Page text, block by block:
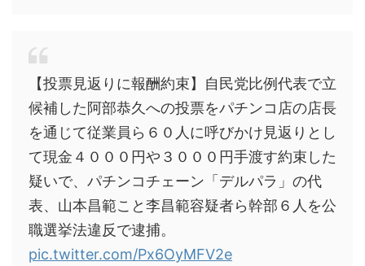
【投票見返りに報酬約束】自民党比例代表で立
候補した阿部恭久への投票をパチンコ店の店長
を通じて従業員ら６０人に呼びかけ見返りとし
て現金４０００円や３０００円手渡す約束した
疑いで、パチンコチェーン「デルパラ」の代
表、山本昌範こと李昌範容疑者ら幹部６人を公
職選挙法違反で逮捕。
pic.twitter.com/Px6OyMFV2e